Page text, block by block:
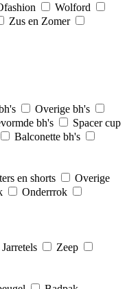
Wolford
Zus en Zomer
Overige bh's
bh's
Spacer cup
Balconette bh's
en shorts
Overige
Onderrrok
Jarretels
Zeep